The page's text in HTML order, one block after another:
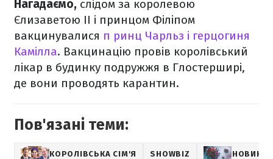
Нагадаємо, слідом за королевою
Єлизаветою ІІ і принцом Філіпом
вакцинувалися п ринц Чарльз і герцогиня
Камілла. Вакцинацію провів королівський
лікар в будинку подружжя в Глостерширі,
де вони проводять карантин.
Пов'язані теми:
КОРОЛІВСЬКА СІМ'Я SHOWBIZ НОВИНИ